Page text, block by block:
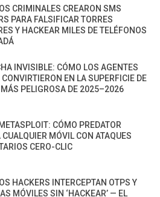
CRIMINALES CREARON SMS
PARA FALSIFICAR TORRES
Y HACKEAR MILES DE TELÉFONOS
INVISIBLE: CÓMO LOS AGENTES
CONVIRTIERON EN LA SUPERFICIE DE
MÁS PELIGROSA DE 2025–2026
CÓMO PREDATOR
CUALQUIER MÓVIL CON ATAQUES
CERO-CLIC
HACKERS INTERCEPTAN OTPS Y
MÓVILES SIN ‘HACKEAR’ — EL